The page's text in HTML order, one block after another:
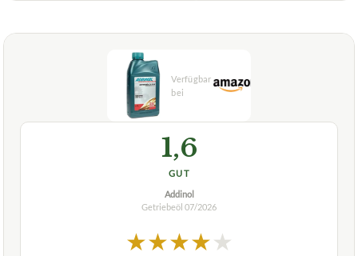
1,6
GUT
Addinol
Getriebeöl 07/2026
★★★★★